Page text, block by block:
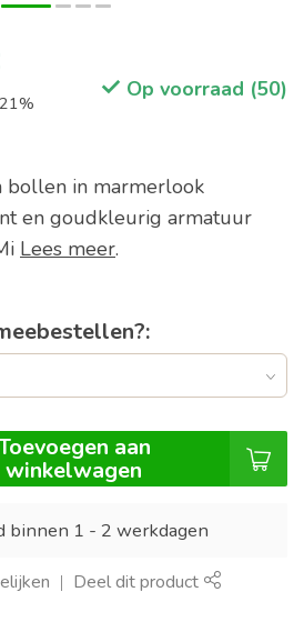
Op voorraad (50)
bollen in marmerlook
en goudkleurig armatuur
Lees meer.
aan
winkelwagen
binnen 1 - 2 werkdagen
Deel dit product